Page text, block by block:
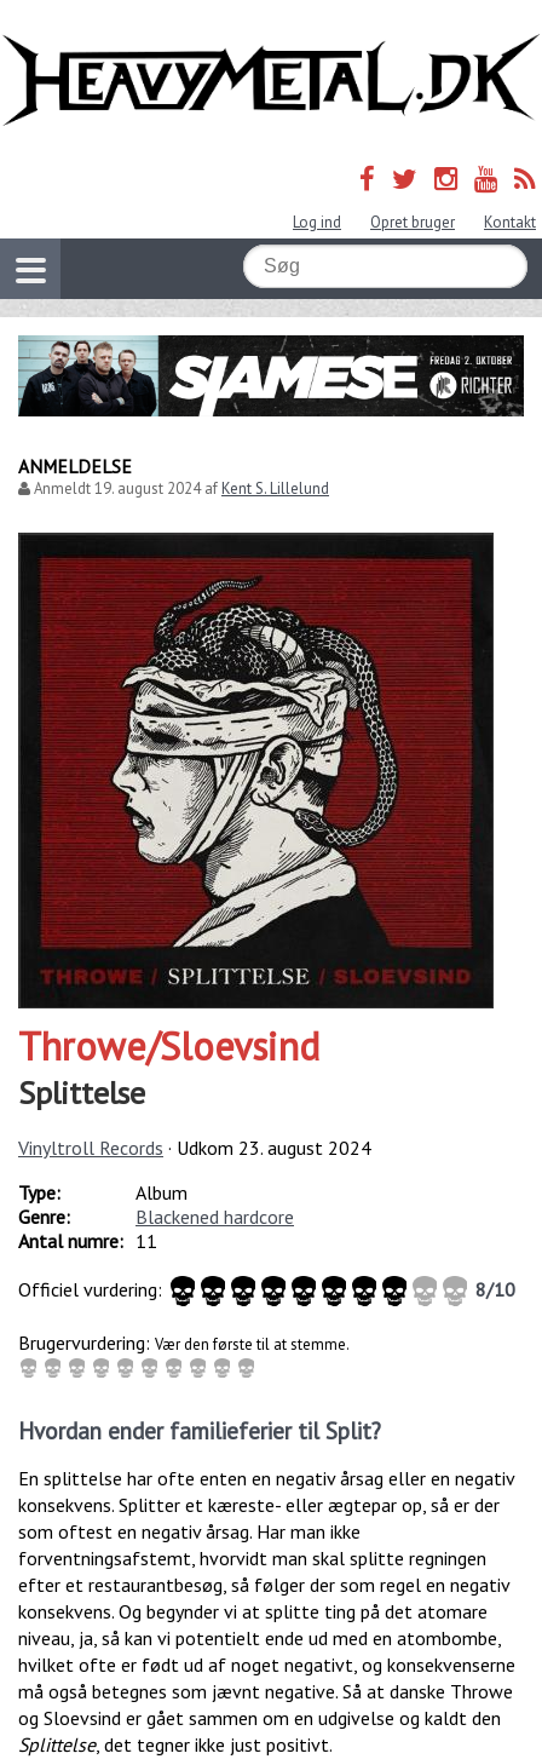
Log ind Opret bruger Kontakt
ANMELDELSE
Anmeldt19. august 2024afKent S. Lillelund
Throwe/Sloevsind
Splittelse
Vinyltroll Records · Udkom 23. august 2024
Type:
Album
Genre:
Blackened hardcore
Antal numre: 11
Officiel vurdering:
8/10
Brugervurdering: Vær den første til at stemme.
Hvordan ender familieferier til Split?
En splittelse har ofte enten en negativ årsag eller en negativ
konsekvens. Splitter et kæreste- eller ægtepar op, så er der
som oftest en negativ årsag. Har man ikke
forventningsafstemt, hvorvidt man skal splitte regningen
efter et restaurantbesøg, så følger der som regel en negativ
konsekvens. Og begynder vi at splitte ting på det atomare
niveau, ja, så kan vi potentielt ende ud med en atombombe,
hvilket ofte er født ud af noget negativt, og konsekvenserne
må også betegnes som jævnt negative. Så at danske Throwe
og Sloevsind er gået sammen om en udgivelse og kaldt den
Splittelse, det tegner ikke just positivt.